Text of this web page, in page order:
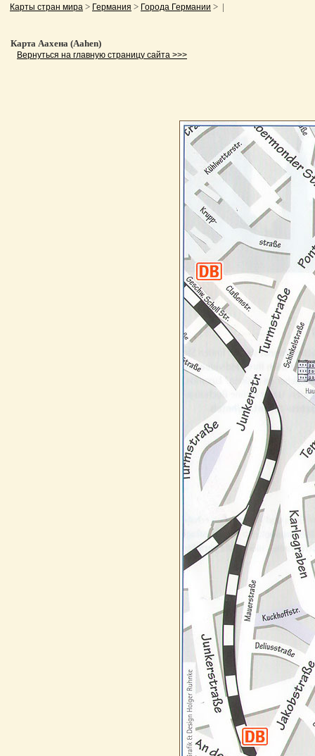
Карты стран мира > Германия > Города Германии > |
Карта Аахена (Aahen)
Вернуться на главную страницу сайта >>>